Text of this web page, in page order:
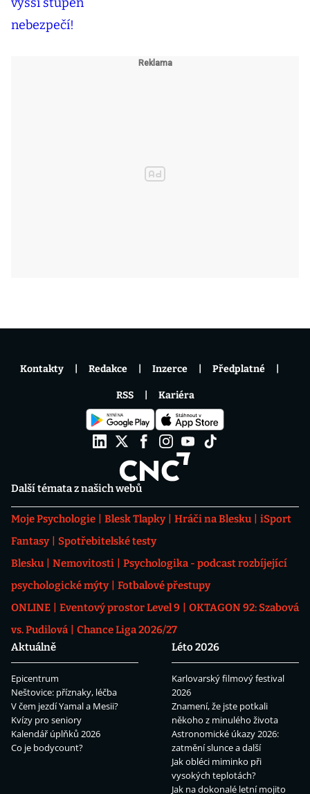
Další témata z našich webů
Moje Psychologie Blesk Tlapky Hráči na Blesku
iSport
Fantasy
Spotřebitelské testy
Blesku
Nemovitosti
Psychologika - podcast rozbíjející
psychologické mýty
Fotbalové přestupy
ONLINE
Eventový prostor Level 9
OKTAGON 92: Szabová
vs. Pudilová
Chance Liga 2026/27
Aktuálně
Epicentrum
Neštovice: příznaky, léčba
V čem jezdí Yamal a Mesii?
Kvízy pro seniory
Kalendář úplňků 2026
Co je bodycount?
Léto 2026
Karlovarský filmový festival
2026
Znamení, že jste potkali
někoho z minulého života
Astronomické úkazy 2026:
zatmění slunce a další
Jak obléci miminko při
vysokých teplotách?
Jak na dokonalé letní mojito
Kontakty Redakce Inzerce Předplatné
RSS Kariéra